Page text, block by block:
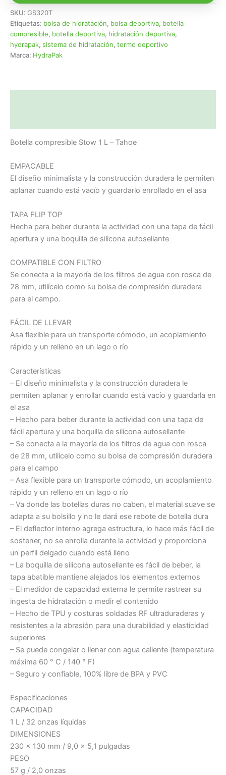
SKU: GS320T
Etiquetas: bolsa de hidratación, bolsa deportiva, botella
compresible, botella deportiva, hidratación deportiva,
hydrapak, sistema de hidratación, termo deportivo
Marca: HydraPak
Botella compresible Stow 1 L – Tahoe
EMPACABLE
El diseño minimalista y la construcción duradera le permiten
aplanar cuando está vacío y guardarlo enrollado en el asa
TAPA FLIP TOP
Hecha para beber durante la actividad con una tapa de fácil
apertura y una boquilla de silicona autosellante
COMPATIBLE CON FILTRO
Se conecta a la mayoría de los filtros de agua con rosca de
28 mm, utilícelo como su bolsa de compresión duradera
para el campo.
FÁCIL DE LLEVAR
Asa flexible para un transporte cómodo, un acoplamiento
rápido y un relleno en un lago o río
Características
– El diseño minimalista y la construcción duradera le
permiten aplanar y enrollar cuando está vacío y guardarla en
el asa
– Hecho para beber durante la actividad con una tapa de
fácil apertura y una boquilla de silicona autosellante
– Se conecta a la mayoría de los filtros de agua con rosca
de 28 mm, utilícelo como su bolsa de compresión duradera
para el campo
– Asa flexible para un transporte cómodo, un acoplamiento
rápido y un relleno en un lago o río
– Va donde las botellas duras no caben, el material suave se
adapta a su bolsillo y no le dará ese rebote de botella dura
– El deflector interno agrega estructura, lo hace más fácil de
sostener, no se enrolla durante la actividad y proporciona
un perfil delgado cuando está lleno
– La boquilla de silicona autosellante es fácil de beber, la
tapa abatible mantiene alejados los elementos externos
– El medidor de capacidad externa le permite rastrear su
ingesta de hidratación o medir el contenido
– Hecho de TPU y costuras soldadas RF ultraduraderas y
resistentes a la abrasión para una durabilidad y elasticidad
superiores
– Se puede congelar o llenar con agua caliente (temperatura
máxima 60 ° C / 140 ° F)
– Seguro y confiable, 100% libre de BPA y PVC
Especificaciones
CAPACIDAD
1 L / 32 onzas líquidas
DIMENSIONES
230 x 130 mm / 9,0 x 5,1 pulgadas
PESO
57 g / 2,0 onzas